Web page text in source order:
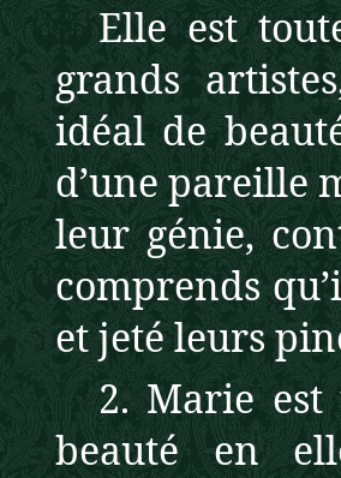
Elle est
grands
idéal de
d’une pareille
leur génie,
comprends
et jeté leurs
2. Marie
beauté en